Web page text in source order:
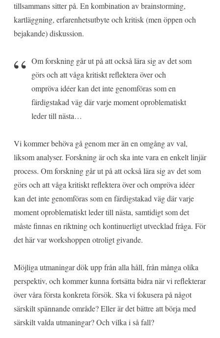
tillsammans sitter på. En kombination av brainstorming,
kartläggning, erfarenhetsutbyte och kritisk (men öppen och
bejakande) diskussion.
Om forskning går ut på att också lära sig av det som
görs och att våga kritiskt reflektera över och
ompröva idéer kan det inte genomföras som en
färdigstakad väg där varje moment oproblematiskt
leder till nästa…
Vi kommer behöva gå genom mer än en omgång av val,
liksom analyser. Forskning är och ska inte vara en enkelt linjär
process. Om forskning går ut på att också lära sig av det som
görs och att våga kritiskt reflektera över och ompröva idéer
kan det inte genomföras som en färdigstakad väg där varje
moment oproblematiskt leder till nästa, samtidigt som det
måste finnas en riktning och kontinuerligt utvecklad fråga. För
det här var workshoppen otroligt givande.
Möjliga utmaningar dök upp från alla håll, från många olika
perspektiv, och kommer kunna fortsätta bidra när vi reflekterar
över våra första konkreta försök. Ska vi fokusera på något
särskilt spännande område? Eller är det bättre att börja med
särskilt valda utmaningar? Och vilka i så fall?